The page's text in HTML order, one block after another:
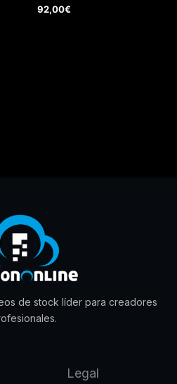
92,00€
de stock líder para creadores
Legal